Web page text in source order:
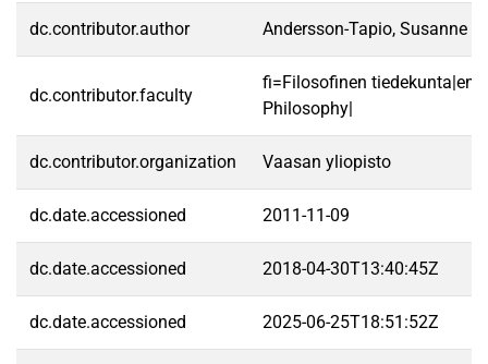
dc.contributor.author Andersson-Tapio, Susanne
dc.contributor.faculty
fi=Filosofinen
Philosophy|
dc.contributor.organization Vaasan yliopisto
dc.date.accessioned 2011-11-09
dc.date.accessioned 2018-04-30T13:40:45Z
dc.date.accessioned 2025-06-25T18:51:52Z